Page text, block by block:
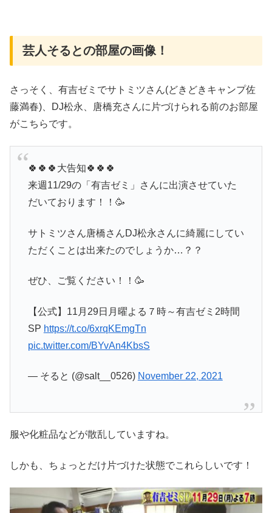
芸人そるとの部屋の画像！
さっそく、有吉ゼミでサトミツさん(どきどきキャンプ佐
藤満春)、DJ松永、唐橋充さんに片づけられる前のお部屋
がこちらです。
🍀🍀🍀大告知🍀🍀🍀
来週11/29の「有吉ゼミ」さんに出演させていた
だいております！！🥳
サトミツさん唐橋さんDJ松永さんに綺麗にしてい
ただくことは出来たのでしょうか…？？
ぜひ、ご覧ください！！🥳
【公式】11月29日月曜よる７時～有吉ゼミ2時間
SP https://t.co/6xrqKEmgTn
pic.twitter.com/BYvAn4KbsS
— そると (@salt__0526) November 22, 2021
服や化粧品などが散乱していますね。
しかも、ちょっとだけ片づけた状態でこれらしいです！